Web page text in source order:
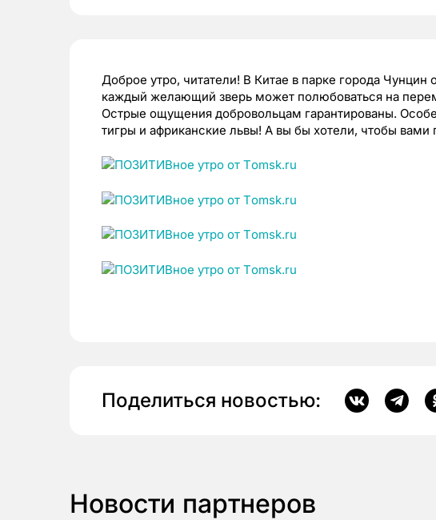
Доброе утро, читатели! В Китае в парке города Чунцин
каждый желающий зверь может полюбоваться на
Острые ощущения добровольцам гарантированы.
тигры и африканские львы! А вы бы хотели, чтобы вами
Поделиться новостью:
Новости партнеров